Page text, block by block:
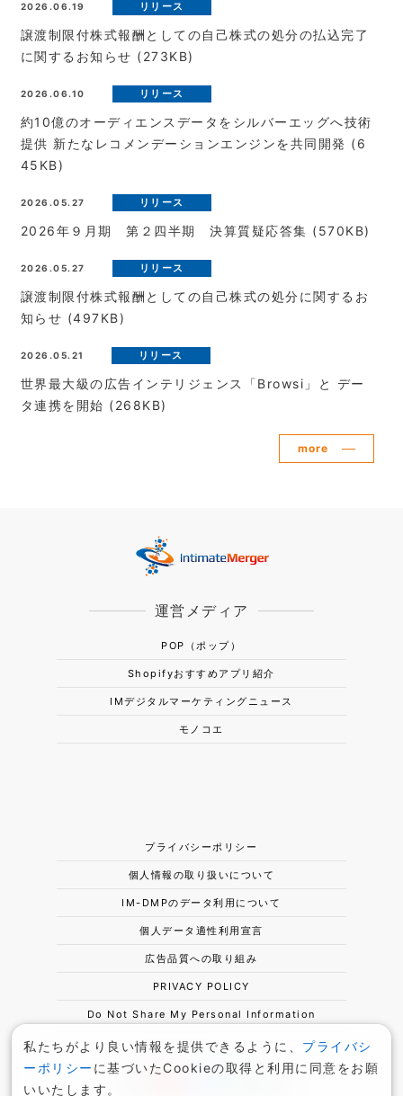
2026.06.19
譲渡制限付株式報酬としての自己株式の処分の払込完了
に関するお知らせ (273KB)
2026.06.10
約10億のオーディエンスデータをシルバーエッグへ技術
提供 新たなレコメンデーションエンジンを共同開発 (6
45KB)
2026.05.27
2026年９月期 第２四半期 決算質疑応答集 (570KB)
2026.05.27
譲渡制限付株式報酬としての自己株式の処分に関するお
知らせ (497KB)
2026.05.21
世界最大級の広告インテリジェンス「Browsi」と デー
タ連携を開始 (268KB)
more
運営メディア
POP（ポップ）
Shopifyおすすめアプリ紹介
IMデジタルマーケティングニュース
モノコエ
プライバシーポリシー
個人情報の取り扱いについて
IM-DMPのデータ利用について
個人データ適性利用宣言
広告品質への取り組み
PRIVACY POLICY
Do Not Share My Personal Information
私たちがより良い情報を提供できるように、 プライバシ
ーポリシー に基づいたCookieの取得と利用に同意をお願
いいたします。